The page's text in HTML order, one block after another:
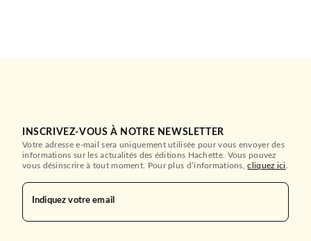
Wally Lamb
INSCRIVEZ-VOUS À NOTRE NEWSLETTER
Votre adresse e-mail sera uniquement utilisée pour vous envoyer des
informations sur les actualités des éditions Hachette. Vous pouvez
vous désinscrire à tout moment. Pour plus d’informations,cliquez ici
Indiquez votre email